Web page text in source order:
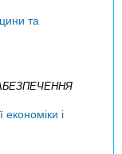
та
економіки і